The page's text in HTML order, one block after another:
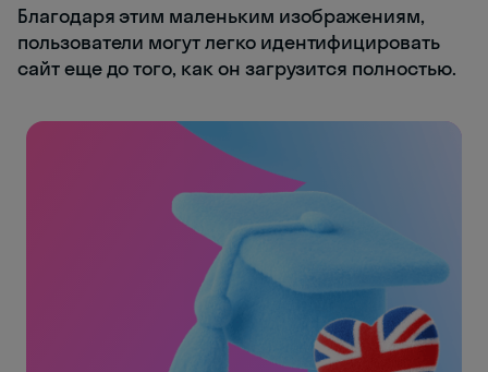
Благодаря этим маленьким изображениям,
пользователи могут легко идентифицировать
сайт еще до того, как он загрузится полностью.